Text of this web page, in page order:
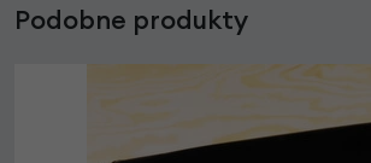
Podobne produkty